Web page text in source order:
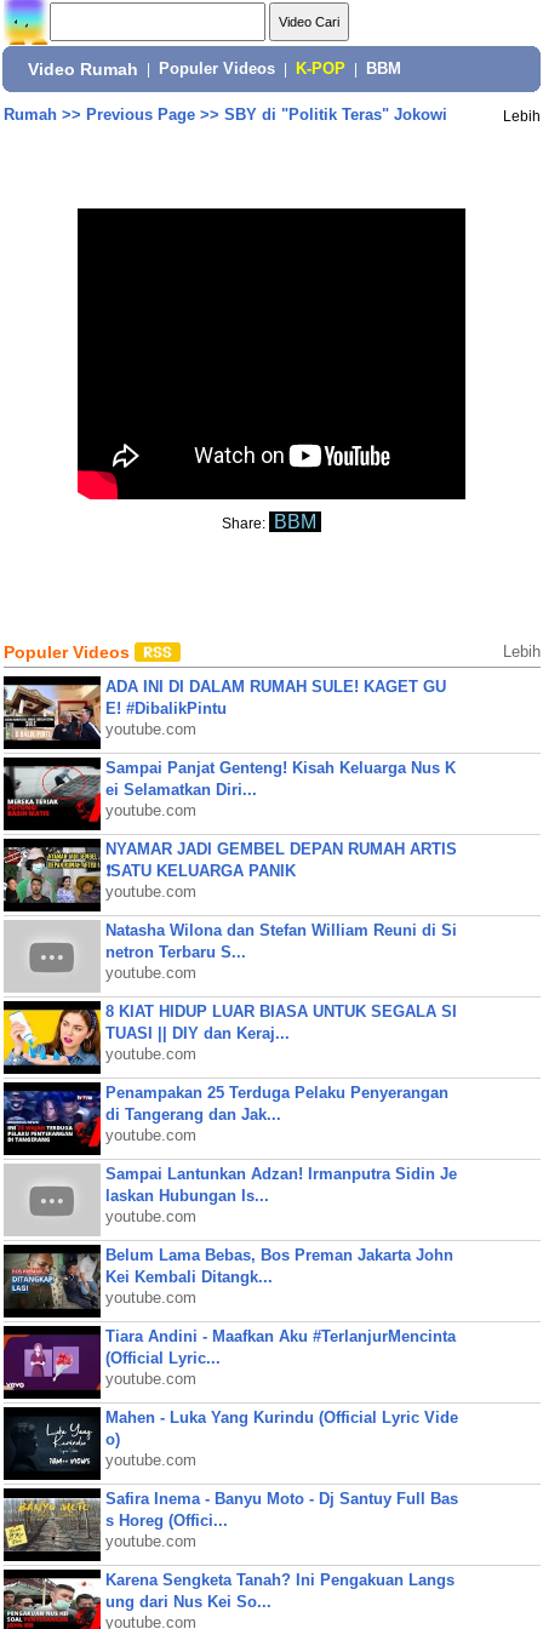
Video Rumah Populer Videos K-POP BBM
Rumah>> Previous Page>> SBY di "Politik Teras" Jokowi Lebih
Share: BBM
Populer Videos Lebih
ADA INI DI DALAM RUMAH SULE! KAGET GU
E! #DibalikPintu
youtube.com
Sampai Panjat Genteng! Kisah Keluarga Nus K
ei Selamatkan Diri...
youtube.com
NYAMAR JADI GEMBEL DEPAN RUMAH ARTIS
❗SATU KELUARGA PANIK
youtube.com
Natasha Wilona dan Stefan William Reuni di Si
netron Terbaru S...
youtube.com
8 KIAT HIDUP LUAR BIASA UNTUK SEGALA SI
TUASI || DIY dan Keraj...
youtube.com
Penampakan 25 Terduga Pelaku Penyerangan
di Tangerang dan Jak...
youtube.com
Sampai Lantunkan Adzan! Irmanputra Sidin Je
laskan Hubungan Is...
youtube.com
Belum Lama Bebas, Bos Preman Jakarta John
Kei Kembali Ditangk...
youtube.com
Tiara Andini - Maafkan Aku #TerlanjurMencinta
(Official Lyric...
youtube.com
Mahen - Luka Yang Kurindu (Official Lyric Vide
o)
youtube.com
Safira Inema - Banyu Moto - Dj Santuy Full Bas
s Horeg (Offici...
youtube.com
Karena Sengketa Tanah? Ini Pengakuan Langs
ung dari Nus Kei So...
youtube.com